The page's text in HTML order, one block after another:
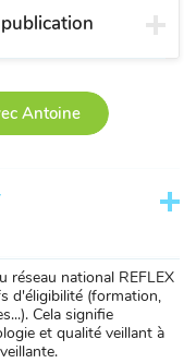
Antoine
réseau national REFLEX
d'éligibilité (formation,
Cela signifie
et qualité veillant à